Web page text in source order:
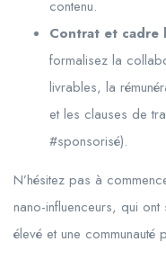
contenu.
Contrat et cadre
formalisez la
livrables, la
et les clauses de
#sponsorisé).
N’hésitez pas à
nano-influenceurs, qui ont
élevé et une communauté